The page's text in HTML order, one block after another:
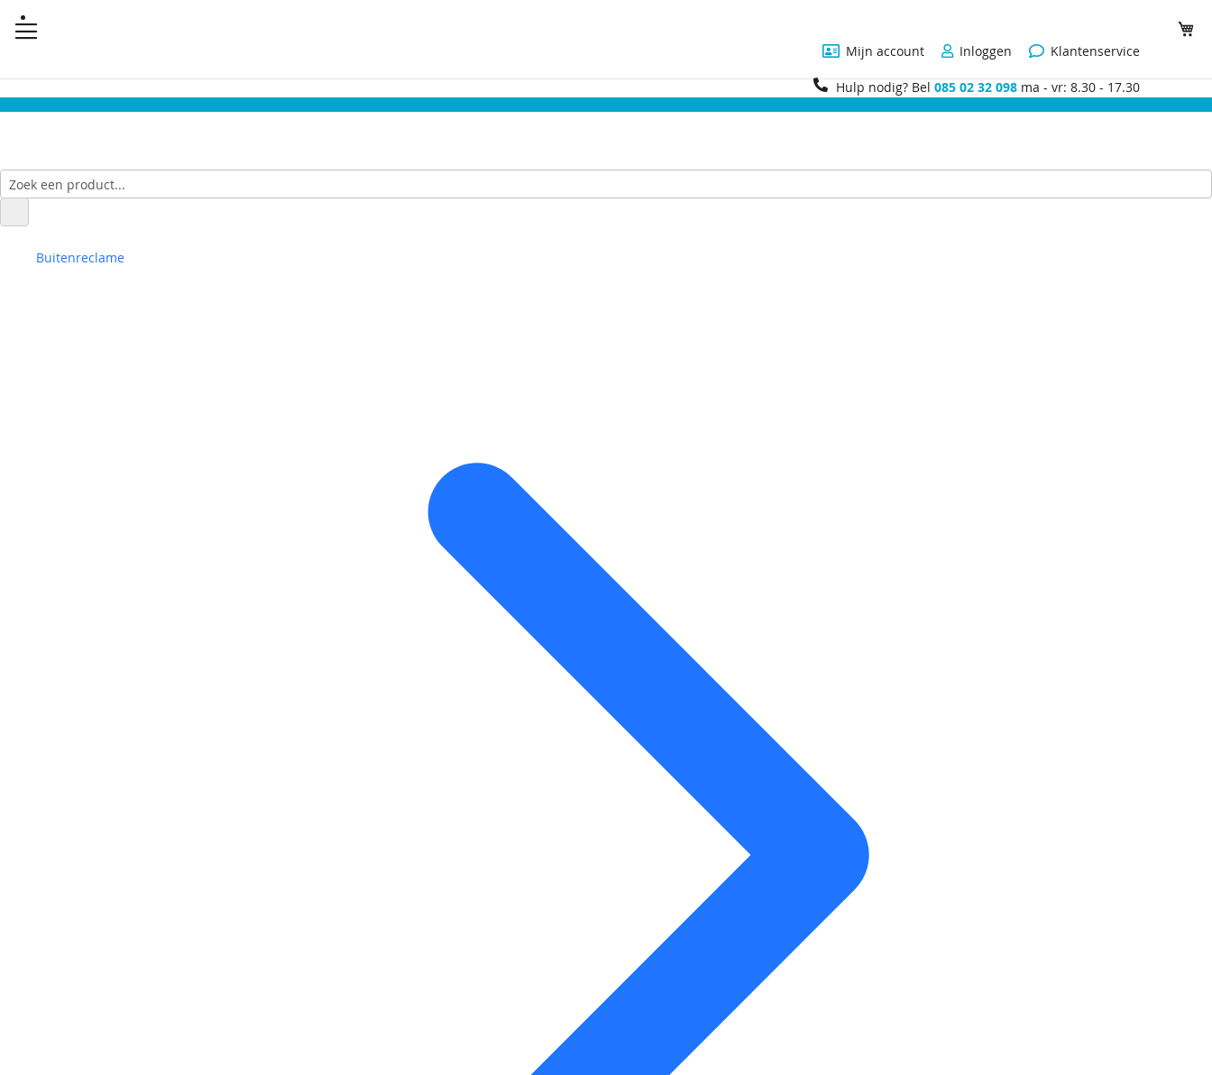
Mijn account
Inloggen Klantenservice
Hulp nodig? Bel 085 02 32 098 ma - vr: 8.30 - 17.30
Buitenreclame